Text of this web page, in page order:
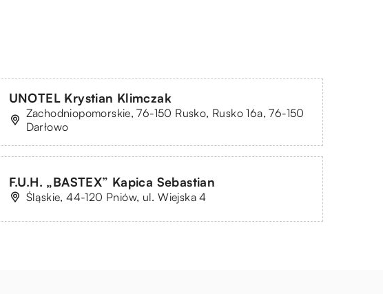
UNOTEL Krystian Klimczak
Zachodniopomorskie, 76-150 Rusko, Rusko 16a, 76-150
Darłowo
F.U.H. „BASTEX” Kapica Sebastian
Śląskie, 44-120 Pniów, ul. Wiejska 4